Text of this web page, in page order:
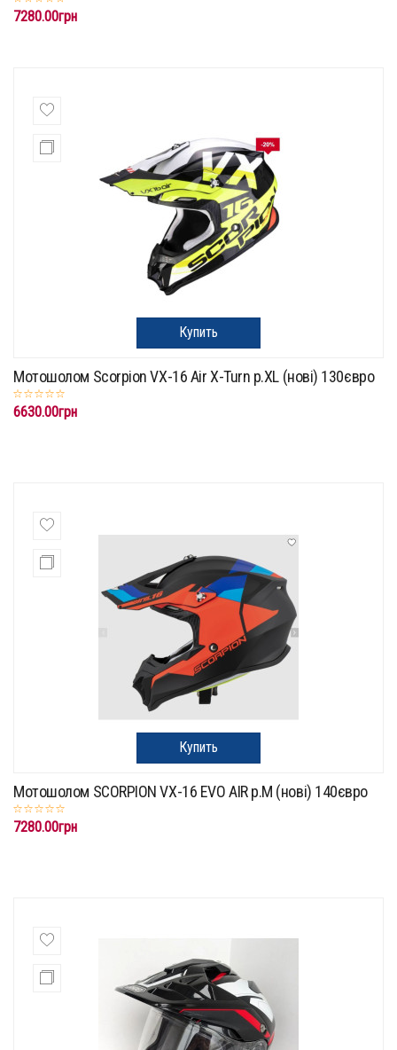
7280.00грн
Купить
Мотошолом Scorpion VX-16 Air X-Turn p.XL (нові) 130євро
6630.00грн
Купить
Мотошолом SCORPION VX-16 EVO AIR р.М (нові) 140євро
7280.00грн